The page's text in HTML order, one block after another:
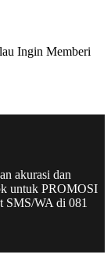
Ingin Memberi
akurasi dan
untuk PROMOSI
SMS/WA di 081